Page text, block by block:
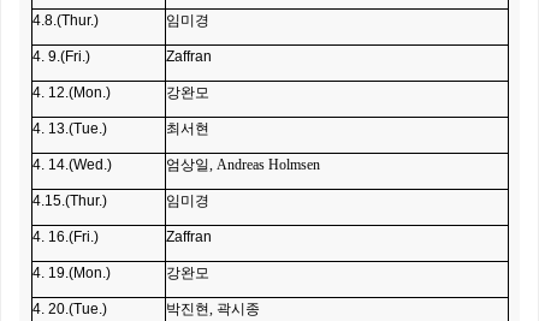
4.8.(Thur.) 임미경
4. 9.(Fri.) Zaffran
4. 12.(Mon.) 강완모
4. 13.(Tue.) 최서현
4. 14.(Wed.) 엄상일, Andreas Holmsen
4.15.(Thur.) 임미경
4. 16.(Fri.) Zaffran
4. 19.(Mon.) 강완모
4. 20.(Tue.) 박진현, 곽시종